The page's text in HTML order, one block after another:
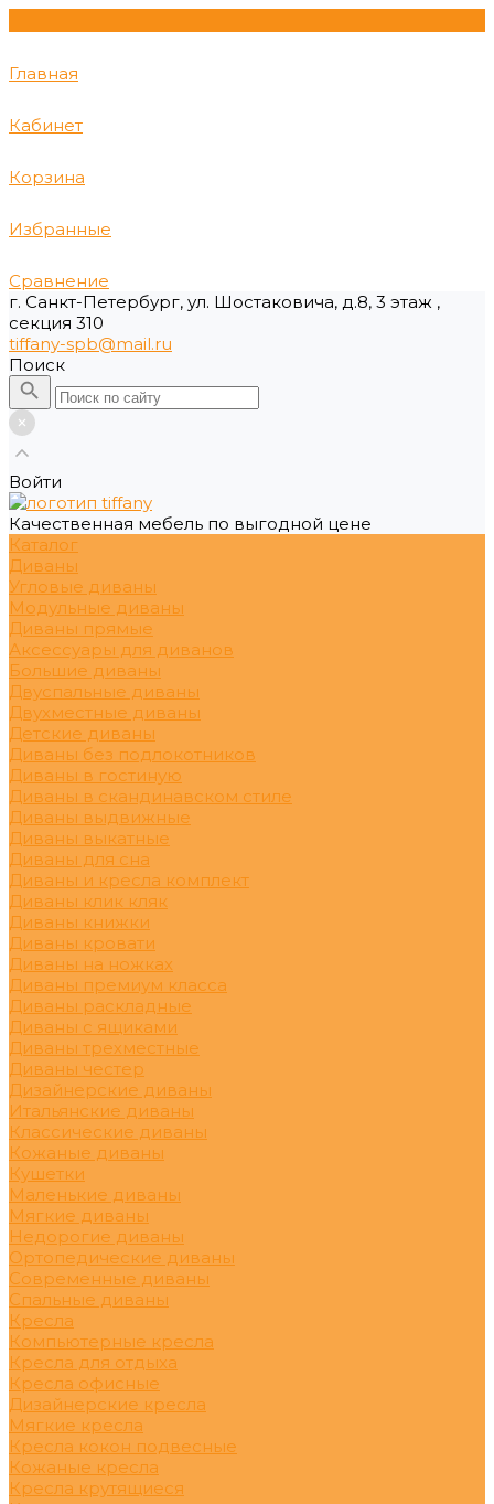
Главная
Кабинет
Корзина
Избранные
Сравнение
г. Санкт-Петербург, ул. Шостаковича, д.8, 3 этаж ,
секция 310
tiffany-spb@mail.ru
Поиск
Войти
Качественная мебель по выгодной цене
Каталог
Диваны
Угловые диваны
Модульные диваны
Диваны прямые
Аксессуары для диванов
Большие диваны
Двуспальные диваны
Двухместные диваны
Детские диваны
Диваны без подлокотников
Диваны в гостиную
Диваны в скандинавском стиле
Диваны выдвижные
Диваны выкатные
Диваны для сна
Диваны и кресла комплект
Диваны клик кляк
Диваны книжки
Диваны кровати
Диваны на ножках
Диваны премиум класса
Диваны раскладные
Диваны с ящиками
Диваны трехместные
Диваны честер
Дизайнерские диваны
Итальянские диваны
Классические диваны
Кожаные диваны
Кушетки
Маленькие диваны
Мягкие диваны
Недорогие диваны
Ортопедические диваны
Современные диваны
Спальные диваны
Кресла
Компьютерные кресла
Кресла для отдыха
Кресла офисные
Дизайнерские кресла
Мягкие кресла
Кресла кокон подвесные
Кожаные кресла
Кресла крутящиеся